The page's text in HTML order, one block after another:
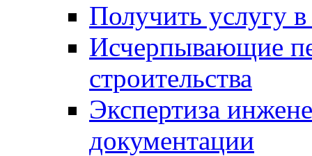
Получить услугу в
Исчерпывающие
строительства
Экспертиза
документации